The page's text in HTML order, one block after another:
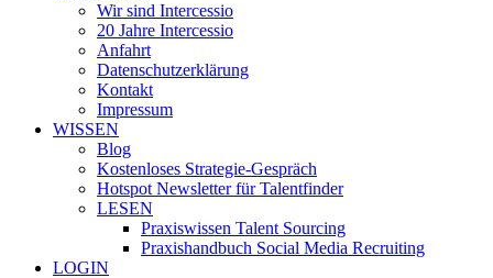
Wir sind Intercessio
20 Jahre Intercessio
Anfahrt
Datenschutzerklärung
Kontakt
Impressum
WISSEN
Blog
Kostenloses Strategie-Gespräch
Hotspot Newsletter für Talentfinder
LESEN
Praxiswissen Talent Sourcing
Praxishandbuch Social Media Recruiting
LOGIN